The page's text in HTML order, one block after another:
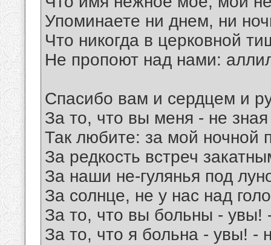
Упоминаете ни днем, ни
Что никогда в церковной
Не пропоют над нами:
Спасибо вам и сердцем и
За то, что вы меня - не
Так любите: за мой ночной
За редкость встреч
За наши не-гулянья под
За солнце, не у нас над
За то, что вы больны - увы!
За то, что я больна - увы! -